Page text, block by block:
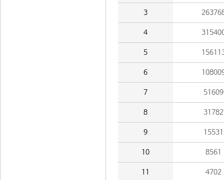
3
4
5
6
7 51609
8 31782
9 15531
10 8561
11 4702